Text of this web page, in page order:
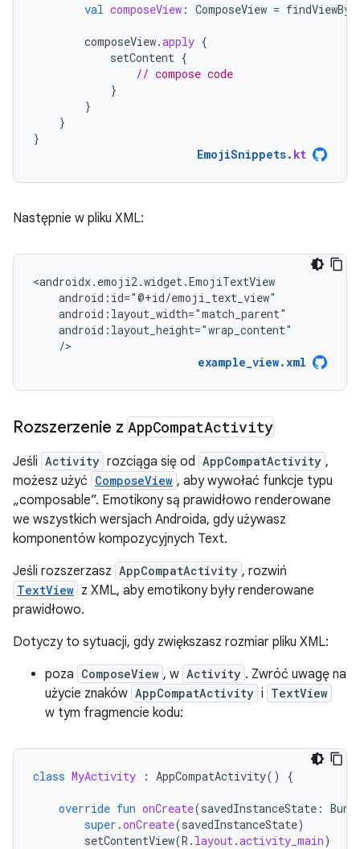
val composeView : ComposeView =
composeView.apply {
setContent {
// compose code
}
}
}
}
EmojiSnippets. kt
Następnie w pliku XML:
/>
example_view.xml
Rozszerzenie z AppCompatActivity
Jeśli Activity rozciąga się od AppCompatActivity ,
możesz użyć ComposeView , aby wywołać funkcje typu
„composable”. Emotikony są prawidłowo renderowane
we wszystkich wersjach Androida, gdy używasz
komponentów kompozycyjnych Text.
Jeśli rozszerzasz AppCompatActivity , rozwiń
TextView z XML, aby emotikony były renderowane
prawidłowo.
Dotyczy to sytuacji, gdy zwiększasz rozmiar pliku XML:
poza ComposeView , w Activity . Zwróć uwagę na
użycie znaków AppCompatActivity i TextView
w tym fragmencie kodu:
class MyActivity : AppCompatActivity() {
override fun onCreate(savedInstanceState :
super .onCreate(savedInstanceState)
setContentView(R . layout.activity_main)